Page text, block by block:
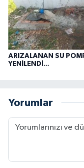
ARIZALANAN SU
YENİLENDİ...
Yorumlar